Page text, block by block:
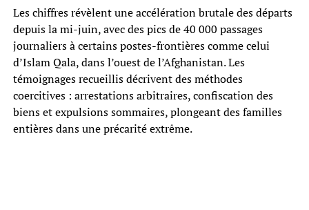
Les chiffres révèlent une accélération brutale des départs
depuis la mi-juin, avec des pics de 40 000 passages
journaliers à certains postes-frontières comme celui
d’Islam Qala, dans l’ouest de l’Afghanistan. Les
témoignages recueillis décrivent des méthodes
coercitives : arrestations arbitraires, confiscation des
biens et expulsions sommaires, plongeant des familles
entières dans une précarité extrême.